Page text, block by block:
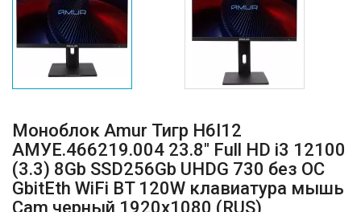
Моноблок Amur Тигр H6I12
АМУЕ.466219.004 23.8" Full HD i3 12100
(3.3) 8Gb SSD256Gb UHDG 730 без ОС
GbitEth WiFi BT 120W клавиатура мышь
Cam черный 1920x1080 (RUS)